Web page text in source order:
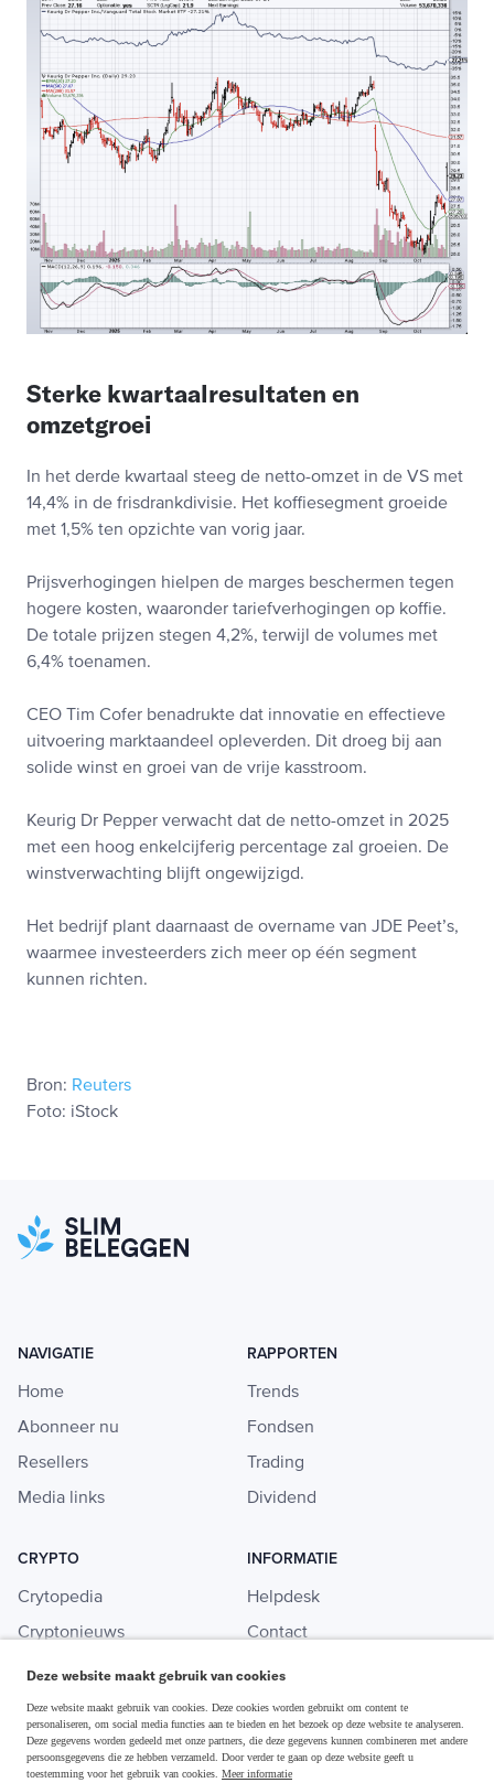
Sterke kwartaalresultaten en
omzetgroei
In het derde kwartaal steeg de netto-omzet in de VS met
14,4% in de frisdrankdivisie. Het koffiesegment groeide
met 1,5% ten opzichte van vorig jaar.
Prijsverhogingen hielpen de marges beschermen tegen
hogere kosten, waaronder tariefverhogingen op koffie.
De totale prijzen stegen 4,2%, terwijl de volumes met
6,4% toenamen.
CEO Tim Cofer benadrukte dat innovatie en effectieve
uitvoering marktaandeel opleverden. Dit droeg bij aan
solide winst en groei van de vrije kasstroom.
Keurig Dr Pepper verwacht dat de netto-omzet in 2025
met een hoog enkelcijferig percentage zal groeien. De
winstverwachting blijft ongewijzigd.
Het bedrijf plant daarnaast de overname van JDE Peet’s,
waarmee investeerders zich meer op één segment
kunnen richten.
Bron: Reuters
Foto: iStock
NAVIGATIE
Home
Abonneer nu
Resellers
Media links
RAPPORTEN
Trends
Fondsen
Trading
Dividend
CRYPTO
Crytopedia
Cryptonieuws
Crypto koopgids
Investeren in crypto
INFORMATIE
Helpdesk
Contact
Adverteren
Deze website maakt gebruik van cookies
Deze website maakt gebruik van cookies. Deze cookies worden gebruikt om content te
personaliseren, om social media functies aan te bieden en het bezoek op deze website te analyseren.
Deze gegevens worden gedeeld met onze partners, die deze gegevens kunnen combineren met andere
persoonsgegevens die ze hebben verzameld. Door verder te gaan op deze website geeft u
toestemming voor het gebruik van cookies. Meer informatie